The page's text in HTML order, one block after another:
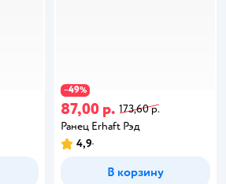
−49%
87,00 р. 173,60 р.
Ранец Erhaft Рэд
4,9
В корзину